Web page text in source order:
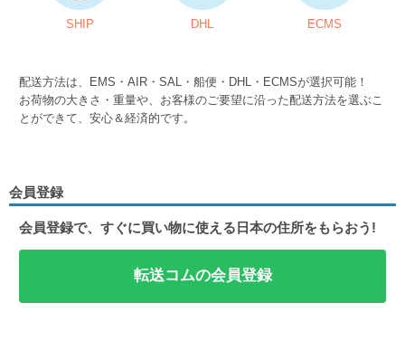
SHIP DHL ECMS
配送方法は、EMS・AIR・SAL・船便・DHL・ECMSが選択可能！
お荷物の大きさ・重量や、お客様のご要望に沿った配送方法を選ぶこ
とができて、安心＆経済的です。
会員登録
会員登録で、すぐに買い物に使える日本の住所をもらおう!
転送コムの会員登録